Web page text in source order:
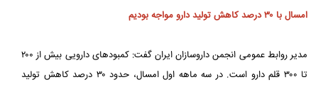
امسال با ۳۰ درصد کاهش تولید دارو مواجه بودیم
مدیر روابط عمومی انجمن داروسازان ایران گفت: کمبودهای دارویی بیش از ۲۰۰
تا ۳۰۰ قلم دارو است. در سه ماهه اول امسال، حدود ۳۰ درصد کاهش تولید